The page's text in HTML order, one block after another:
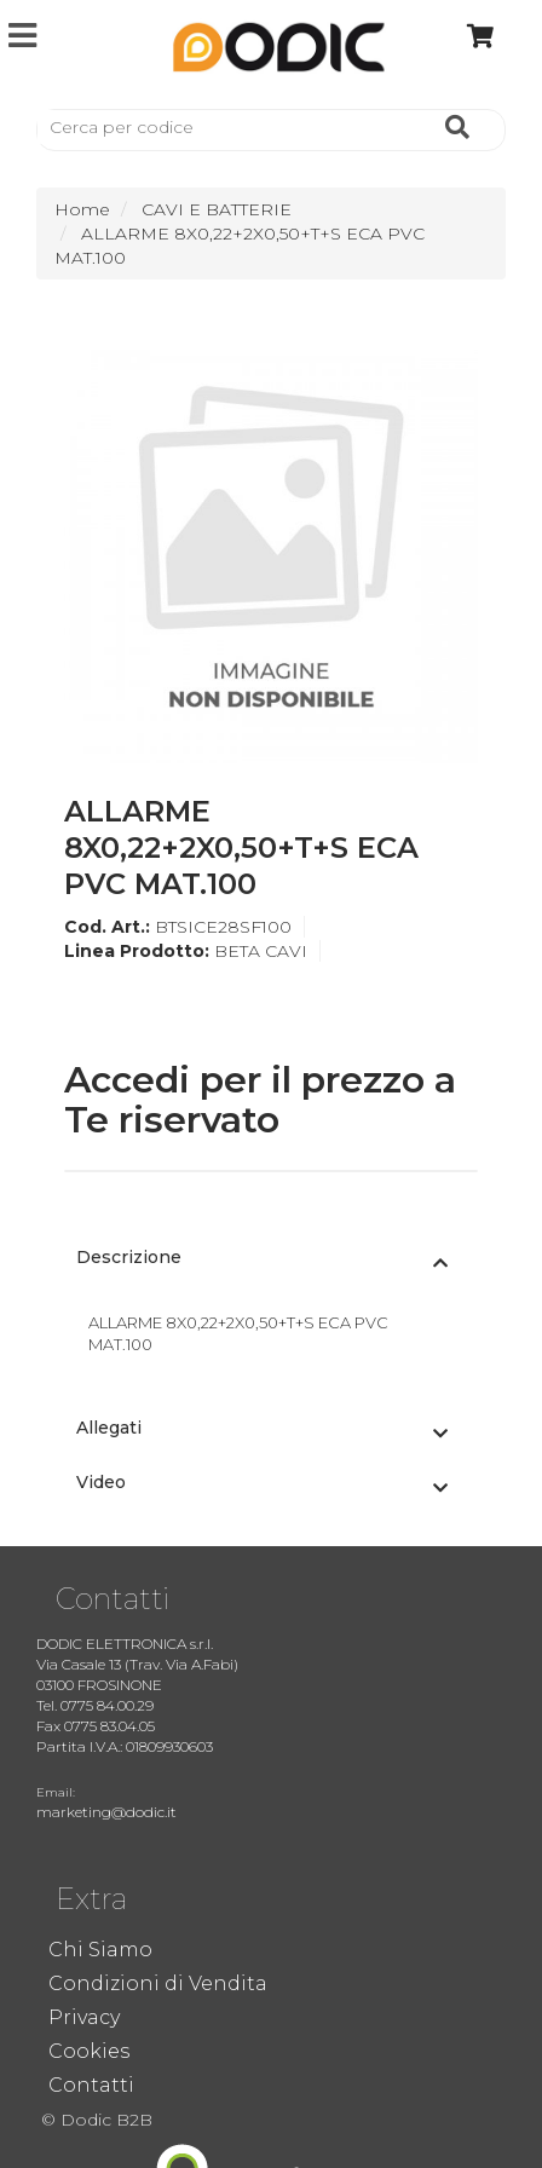
Home
CAVI E BATTERIE
ALLARME 8X0,22+2X0,50+T+S ECA PVC
MAT.100
ALLARME
8X0,22+2X0,50+T+S ECA
PVC MAT.100
Cod. Art.: BTSICE28SF100
Linea Prodotto: BETA CAVI
Accedi per il prezzo a
Te riservato
Descrizione
ALLARME 8X0,22+2X0,50+T+S ECA PVC
MAT.100
Allegati
Video
Contatti
DODIC ELETTRONICA s.r.l.
Via Casale 13 (Trav. Via A.Fabi)
03100 FROSINONE
Tel. 0775 84.00.29
Fax 0775 83.04.05
Partita I.V.A.: 01809930603
Email:
marketing@dodic.it
Extra
Chi Siamo
Condizioni di Vendita
Privacy
Cookies
Contatti
© Dodic B2B